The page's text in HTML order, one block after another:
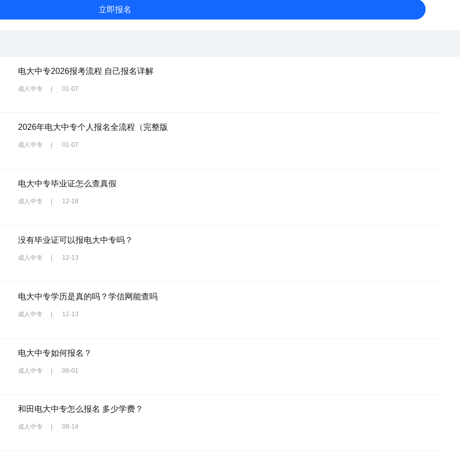
电大中专2026报考流程 自己报名详解
成人中专 | 01-07
2026年电大中专个人报名全流程（完整版
成人中专 01-07
电大中专毕业证怎么查真假
成人中专 12-18
没有毕业证可以报电大中专吗？
成人中专 12-13
电大中专学历是真的吗？学信网能查吗
成人中专 | 12-13
电大中专如何报名？
成人中专 | 06-01
和田电大中专怎么报名 多少学费？
成人中专 08-14